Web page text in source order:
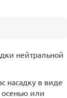
нейтральной
насадку в виде
или